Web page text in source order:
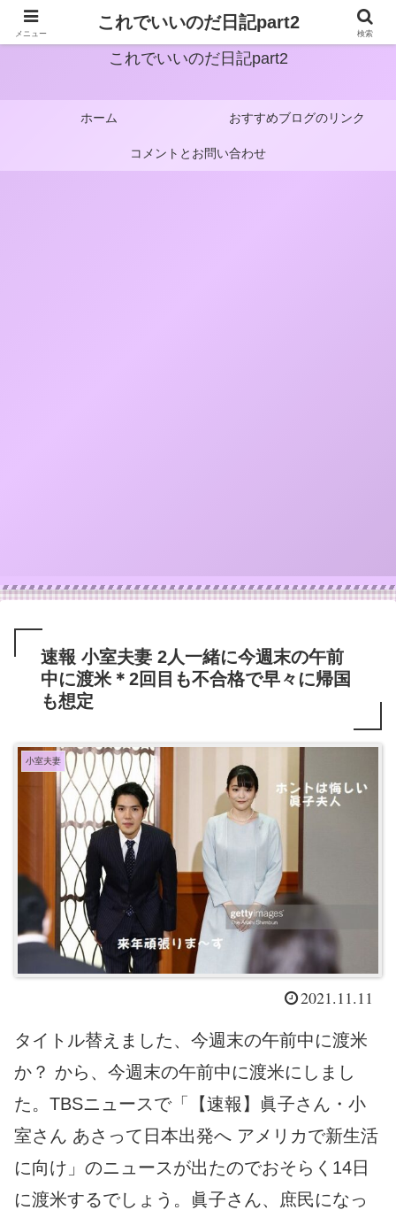
これでいいのだ日記part2
ホーム おすすめブログのリンク
コメントとお問い合わせ
速報 小室夫妻 2人一緒に今週末の午前
中に渡米＊2回目も不合格で早々に帰国
も想定
小室夫妻
2021.11.11
タイトル替えました、今週末の午前中に渡米
か？ から、今週末の午前中に渡米にしまし
た。TBSニュースで「【速報】眞子さん・小
室さん あさって日本出発へ アメリカで新生活
に向け」のニュースが出たのでおそらく14日
に渡米するでしょう。眞子さん、庶民になっ
メニュー
これでいいのだ日記part2
検索